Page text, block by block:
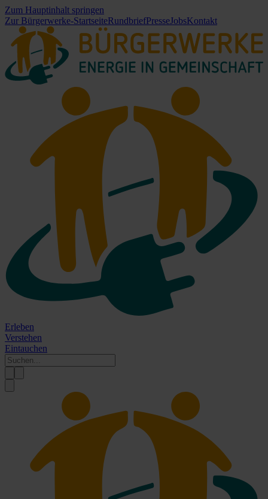
Zum Hauptinhalt springen
Zur Bürgerwerke-StartseiteRundbriefPresseJobsKontakt
Erleben
Verstehen
Eintauchen